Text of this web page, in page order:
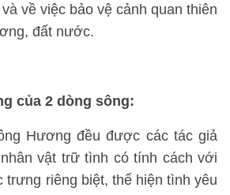
về việc bảo vệ cảnh quan thiên
đất nước.
của 2 dòng sông:
Hương đều được các tác giả
vật trữ tình có tính cách với
trưng riêng biệt, thể hiện tình yêu